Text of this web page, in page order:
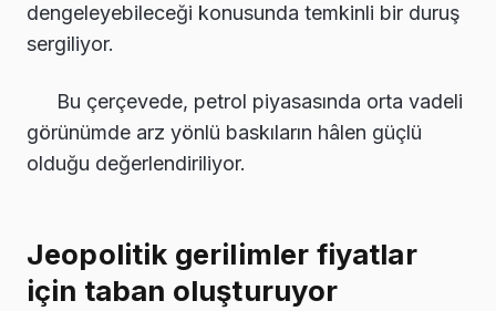
dengeleyebileceği konusunda temkinli bir duruş
sergiliyor.
Bu çerçevede, petrol piyasasında orta vadeli
görünümde arz yönlü baskıların hâlen güçlü
olduğu değerlendiriliyor.
Jeopolitik gerilimler fiyatlar
için taban oluşturuyor